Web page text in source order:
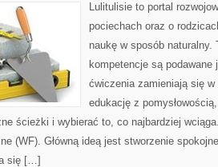
Lulitulisie to portal
pociechach oraz o
naukę w sposób
kompetencje są podawane
ćwiczenia zamieniają się w
edukację z
ścieżki i wybierać to, co najbardziej
(WF). Główną ideą jest stworzenie
się […]